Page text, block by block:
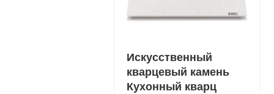
Искусственный
кварцевый камень
Кухонный кварц